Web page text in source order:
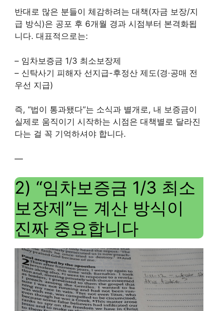
반대로 많은 분들이 체감하려는 대책(자금 보장/지
급 방식)은 공포 후 6개월 경과 시점부터 본격화됩
니다. 대표적으로는:
– 임차보증금 1/3 최소보장제
– 신탁사기 피해자 선지급-후정산 제도(경·공매 전
우선 지급)
즉, “법이 통과됐다”는 소식과 별개로, 내 보증금이
실제로 움직이기 시작하는 시점은 대책별로 달라진
다는 걸 꼭 기억하셔야 합니다.
—
2) “임차보증금 1/3 최소
보장제”는 계산 방식이
진짜 중요합니다